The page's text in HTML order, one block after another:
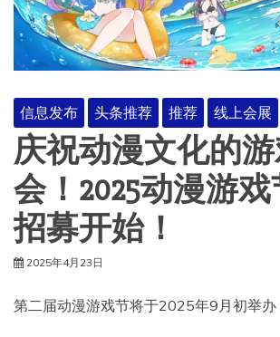
信息发布 头条推荐 推荐 线上会展
庆祝动漫文化的
会！2025动漫游
招募开始！
2025年4月23日
第二届动漫游戏节将于2025年9月初举办